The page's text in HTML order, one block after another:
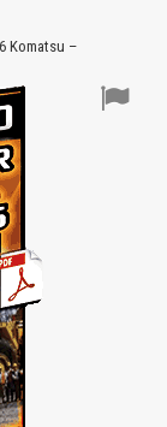
Komatsu –